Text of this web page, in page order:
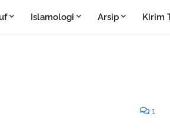
Islamologi Arsip Kirim
1